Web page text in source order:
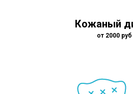
Кожаный
от 2000 руб